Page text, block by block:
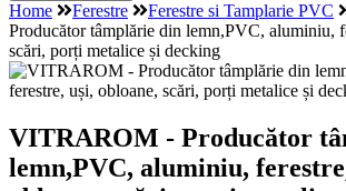
Home Ferestre Ferestre si Tamplarie PVC
Producător tâmplărie din lemn,PVC, aluminiu,
scări, porți metalice și decking
VITRAROM - Producător
lemn,PVC, aluminiu,